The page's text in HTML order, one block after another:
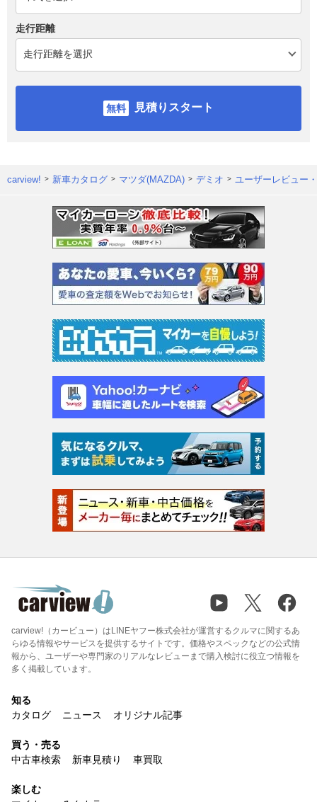
走行距離
見積りスタート
carview! 新車カタログ マツダ(MAZDA) デミオ ユーザーレビュー
carview!（カービュー）はLINEヤフー株式会社が運営するクルマに関するあ
らゆる情報やサービスを提供するサイトです。価格やスペックなどの公式情
報から、ユーザーや専門家のリアルなレビューまで購入検討に役立つ情報を
多く掲載しています。
知る
カタログ
ニュース オリジナル記事
買う・売る
中古車検索
新車見積り 車買取
楽しむ